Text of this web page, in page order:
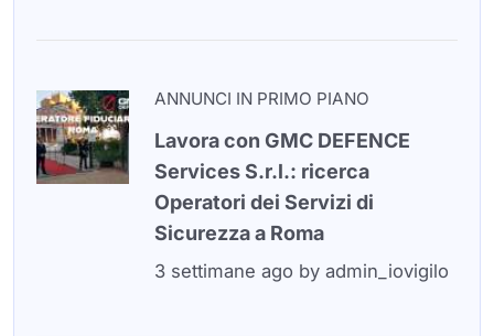
ANNUNCI IN PRIMO PIANO
Lavora con GMC DEFENCE
Services S.r.l.: ricerca
Operatori dei Servizi di
Sicurezza a Roma
3 settimane ago by admin_iovigilo